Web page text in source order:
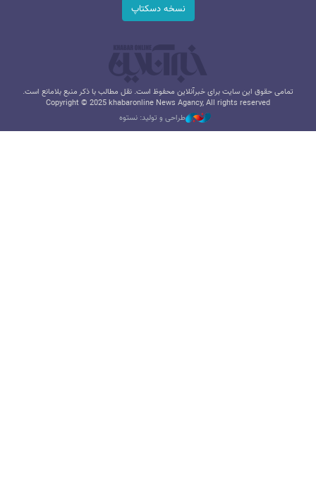
نسخه دسکتاپ
تمامی حقوق این سایت برای خبرآنلاین محفوظ است. نقل مطالب با ذکر منبع بلامانع است.
Copyright © 2025 khabaronline News Agancy, All rights reserved
طراحی و تولید: نستوه